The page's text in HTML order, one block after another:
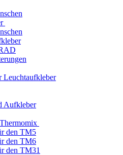
Leuchtaufkleber
Aufkleber
den TM5
den TM6
den TM31